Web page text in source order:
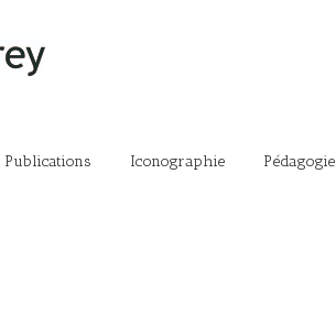
Publications Iconographie Pédagogie